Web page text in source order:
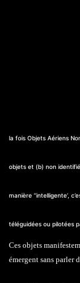
la fois Objets Aériens
objets et (b) non
manière ‘’intelligente’,
téléguidées ou pilotées
Ces objets
émergent sans parler